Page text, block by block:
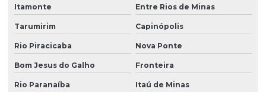
Itamonte Entre Rios de Minas
Tarumirim Capinópolis
Rio Piracicaba Nova Ponte
Bom Jesus do Galho Fronteira
Rio Paranaíba Itaú de Minas